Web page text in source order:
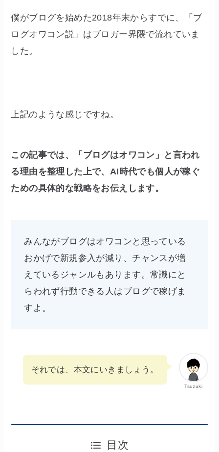
僕がブログを始めた2018年末からすでに、「ブ
ログオワコン説」はブロガー界隈で流れていま
した。
上記のような感じですね。
この記事では、「ブログはオワコン」と言われ
る理由を整理した上で、AI時代でも個人が稼ぐ
ための具体的な戦略をお伝えします。
みんながブログはオワコンと思っている
おかげで新規参入が減り、チャンスが増
えているジャンルもあります。常識にと
らわれず行動できる人はブログで稼げま
すよ。
Tsuzuki
それでは、本文にいきましょう。
目次